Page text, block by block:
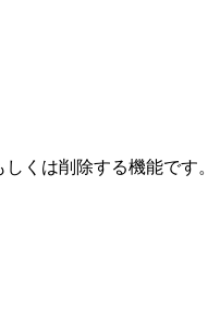
くは削除する機能です。